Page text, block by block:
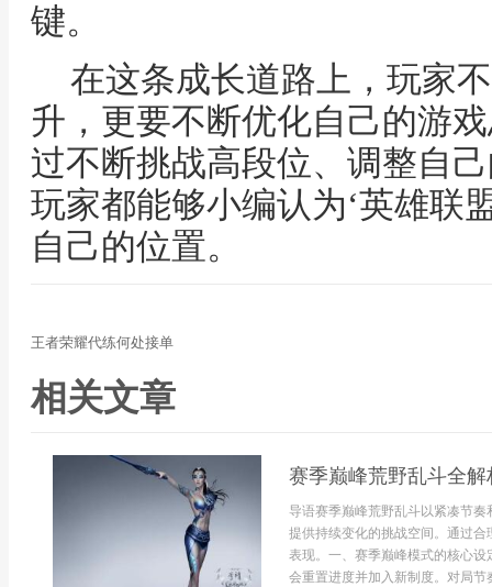
键。
在这条成长道路上，玩家
升，更要不断优化自己的游
过不断挑战高段位、调整自
玩家都能够小编认为‘英雄联
自己的位置。
王者荣耀代练何处接单
相关文章
赛季巅峰荒野乱斗全解
导语赛季巅峰荒野乱斗以紧凑节
提供持续变化的挑战空间。通过
表现。一、赛季巅峰模式的核心
会重置进度并加入新制度。对局